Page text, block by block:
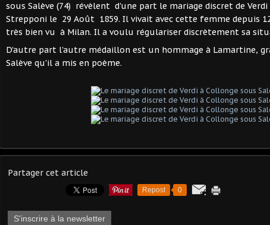
sous Salève (74) révèlent d'une part le mariage discret de
Strepponi le 29 Août 1859. Il vivait avec cette femme depuis
très bien vu à Milan. Il a voulu régulariser discrètement sa
D'autre part l'autre médaillon est un hommage à Lamartine,
Salève qu'il a mis en poème.
Partager cet article
Repost 0
S'inscrire à la newsletter